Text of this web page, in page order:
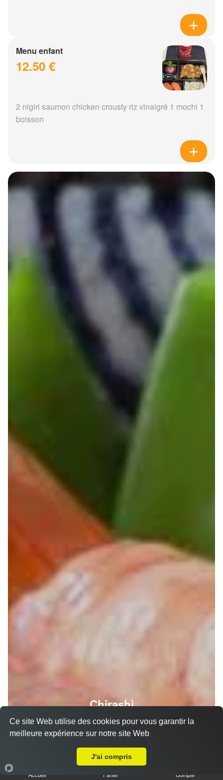
Menu enfant
12.50 €
2 nigiri saumon chicken crousty riz vinaigré 1 mochi 1
boisson
Chirashi
Accueil Panier Compte
Ce site Web utilise des cookies pour vous garantir la
meilleure expérience sur notre site Web
J'ai compris